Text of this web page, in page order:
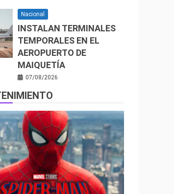
Nacional
INSTALAN TERMINALES
TEMPORALES EN EL
AEROPUERTO DE
MAIQUETÍA
07/08/2026